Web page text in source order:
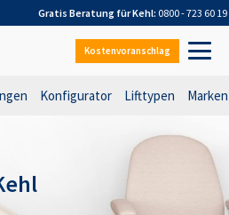
Gratis Beratung fürKehl: 0800 - 723 60 19
Kostenvoranschlag
Konfigurator Lifttypen Marken